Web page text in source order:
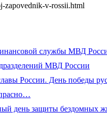
zapovednik-v-rossii.html
службы МВД
МВД России
России. День победы
день защиты бездомных